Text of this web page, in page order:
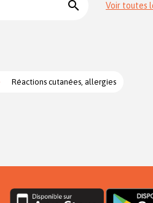
search Voir toutes
Réactions cutanées, allergies